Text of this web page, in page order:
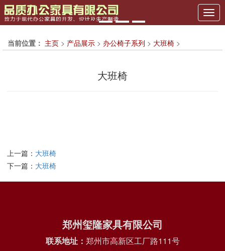
当前位置： 主页 > 产品展示 > 办公椅子系列 > 大班椅 >
大班椅
上一篇： 大班椅
下一篇： 大班椅
郑州玺隆家具有限公司
联系地址： 郑州市高新区工厂路111号